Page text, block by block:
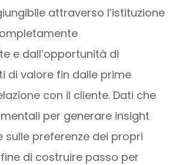
attraverso l’istituzione
e dall’opportunità di
di valore fin dalle prime
con il cliente. Dati che
per generare insight
sulle preferenze dei propri
di costruire passo per